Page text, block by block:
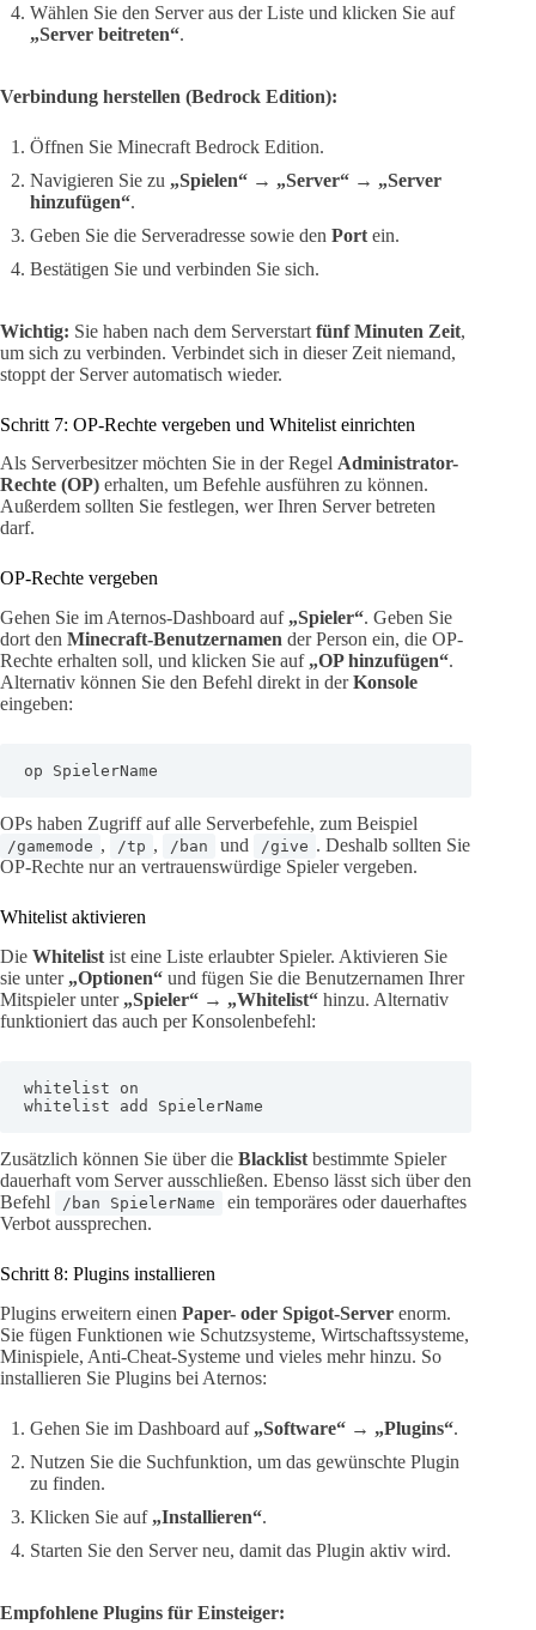
Wählen Sie den Server aus der Liste und klicken Sie auf
„Server beitreten“.
Verbindung herstellen (Bedrock Edition):
Öffnen Sie Minecraft Bedrock Edition.
Navigieren Sie zu „Spielen“ → „Server“ → „Server
hinzufügen“.
Geben Sie die Serveradresse sowie den Port ein.
Bestätigen Sie und verbinden Sie sich.
Wichtig: Sie haben nach dem Serverstart fünf Minuten Zeit,
um sich zu verbinden. Verbindet sich in dieser Zeit niemand,
stoppt der Server automatisch wieder.
Schritt 7: OP-Rechte vergeben und Whitelist einrichten
Als Serverbesitzer möchten Sie in der Regel Administrator-
Rechte (OP) erhalten, um Befehle ausführen zu können.
Außerdem sollten Sie festlegen, wer Ihren Server betreten
darf.
OP-Rechte vergeben
Gehen Sie im Aternos-Dashboard auf „Spieler“. Geben Sie
dort den Minecraft-Benutzernamen der Person ein, die OP-
Rechte erhalten soll, und klicken Sie auf „OP hinzufügen“.
Alternativ können Sie den Befehl direkt in derKonsole
eingeben:
op SpielerName
OPs haben Zugriff auf alle Serverbefehle, zum Beispiel
/gamemode , /tp , /ban und /give . Deshalb sollten Sie
OP-Rechte nur an vertrauenswürdige Spieler vergeben.
Whitelist aktivieren
Die Whitelist ist eine Liste erlaubter Spieler. Aktivieren Sie
sie unter „Optionen“ und fügen Sie die Benutzernamen Ihrer
Mitspieler unter „Spieler“ → „Whitelist“ hinzu. Alternativ
funktioniert das auch per Konsolenbefehl:
whitelist on
whitelist add SpielerName
Zusätzlich können Sie über die Blacklist bestimmte Spieler
dauerhaft vom Server ausschließen. Ebenso lässt sich über den
Befehl
/ban SpielerName
ein temporäres oder dauerhaftes
Verbot aussprechen.
Schritt 8: Plugins installieren
Plugins erweitern einen Paper- oder Spigot-Server enorm.
Sie fügen Funktionen wie Schutzsysteme, Wirtschaftssysteme,
Minispiele, Anti-Cheat-Systeme und vieles mehr hinzu. So
installieren Sie Plugins bei Aternos:
Gehen Sie im Dashboard auf „Software“ → „Plugins“.
Nutzen Sie die Suchfunktion, um das gewünschte Plugin
zu finden.
Klicken Sie auf „Installieren“.
Starten Sie den Server neu, damit das Plugin aktiv wird.
Empfohlene Plugins für Einsteiger: